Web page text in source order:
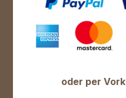
oder per